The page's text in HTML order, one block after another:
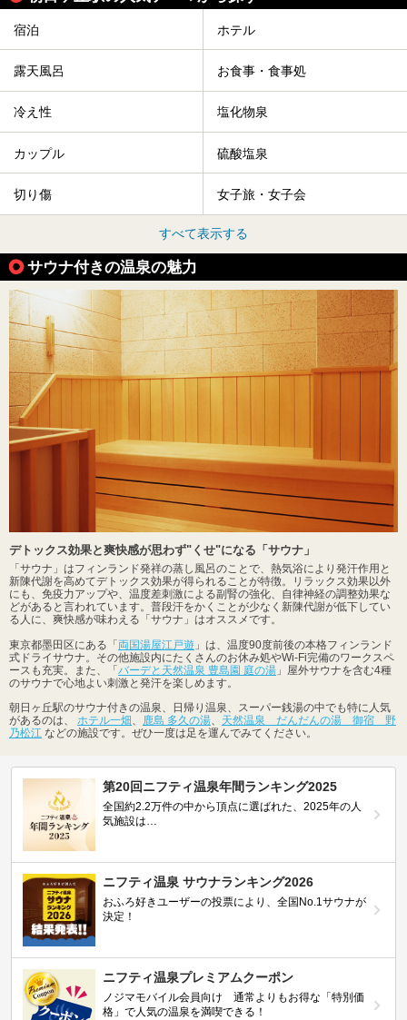
宿泊 ホテル
露天風呂 お食事・食事処
冷え性 塩化物泉
カップル 硫酸塩泉
切り傷 女子旅・女子会
すべて表示する
サウナ付きの温泉の魅力
デトックス効果と爽快感が思わず"くせ"になる「サウナ」
「サウナ」はフィンランド発祥の蒸し風呂のことで、熱気浴により発汗作用と
新陳代謝を高めてデトックス効果が得られることが特徴。リラックス効果以外
にも、免疫力アップや、温度差刺激による副腎の強化、自律神経の調整効果な
どがあると言われています。普段汗をかくことが少なく新陳代謝が低下してい
る人に、爽快感が味わえる「サウナ」はオススメです。
東京都墨田区にある「 両国湯屋江戸遊 」は、温度90度前後の本格フィンランド
式ドライサウナ。その他施設内にたくさんのお休み処やWi-Fi完備のワークスペ
ースも充実。また、「 バーデと天然温泉 豊島園 庭の湯 」屋外サウナを含む4種
のサウナで心地よい刺激と発汗を楽しめます。
朝日ヶ丘駅のサウナ付きの温泉、日帰り温泉、スーパー銭湯の中でも特に人気
があるのは、 ホテル一畑 、 鹿島 多久の湯、 天然温泉 だんだんの湯 御宿 野
乃松江 などの施設です。ぜひ一度は足を運んでみてください。
第20回ニフティ温泉年間ランキング2025
全国約2.2万件の中から頂点に選ばれた、2025年の人
気施設は…
ニフティ温泉 サウナランキング2026
おふろ好きユーザーの投票により、全国No.1サウナが
決定！
ニフティ温泉プレミアムクーポン
ノジマモバイル会員向け 通常よりもお得な「特別価
格」で人気の温泉を満喫できる！